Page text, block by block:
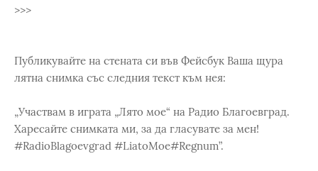
>>>
Публикувайте на стената си във Фейсбук Ваша щура
лятна снимка със следния текст към нея:
„Участвам в играта „Лято мое“ на Радио Благоевград.
Харесайте снимката ми, за да гласувате за мен!
#RadioBlagoevgrad #LiatoMoe#Regnum”.